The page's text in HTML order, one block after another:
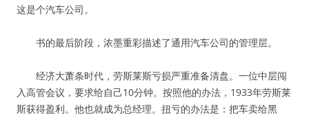
这是个汽车公司。
书的最后阶段，浓墨重彩描述了通用汽车公司的管理层。
经济大萧条时代，劳斯莱斯亏损严重准备清盘。一位中层闯
入高管会议，要求给自己10分钟。按照他的办法，1933年劳斯莱
斯获得盈利。他也就成为总经理。扭亏的办法是：把车卖给黑